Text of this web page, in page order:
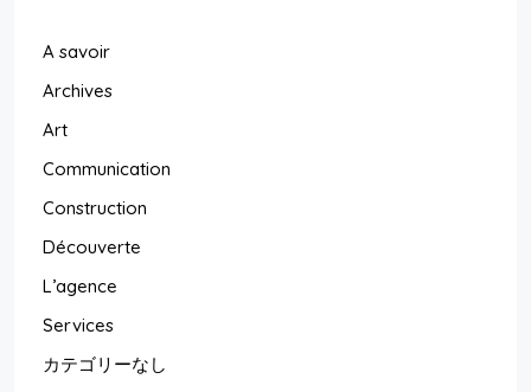
A savoir
Archives
Art
Communication
Construction
Découverte
L’agence
Services
カテゴリーなし